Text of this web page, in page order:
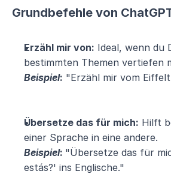
Grundbefehle von
Erzähl mir von: Ideal, wenn du
bestimmten Themen vertiefen
Beispiel: "Erzähl mir vom
Übersetze das für mich: Hilft
einer Sprache in eine andere.
Beispiel: "Übersetze das für
estás?' ins Englische."